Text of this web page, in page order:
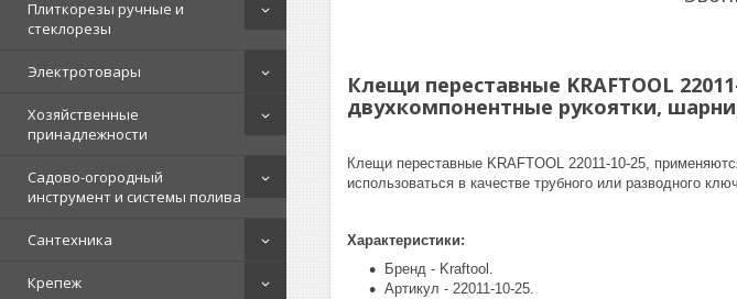
Плиткорезы ручные и
стеклорезы
Электротовары
Хозяйственные
принадлежности
Садово-огородный
инструмент и системы полива
Сантехника
Крепеж
Клещи переставные KRAFTOOL
двухкомпонентные рукоятки,
Клещи переставные KRAFTOOL 22011-10-25,
использоваться в качестве трубного или разводного
Характеристики:
Бренд - Kraftool.
Артикул - 22011-10-25.